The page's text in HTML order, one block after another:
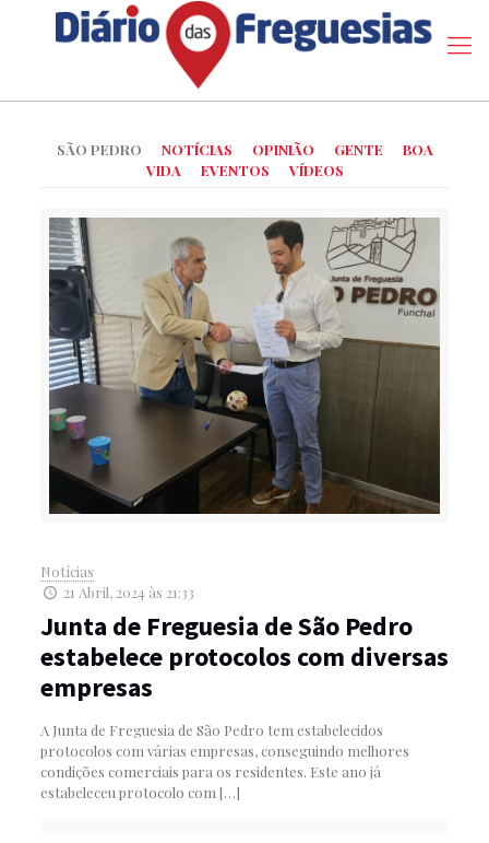
SÃO PEDRO NOTÍCIAS OPINIÃO GENTE
BOA
VIDA
EVENTOS VÍDEOS
Notícias
21 Abril, 2024 às 21:33
Junta de Freguesia de São Pedro
estabelece protocolos com diversas
empresas
A Junta de Freguesia de São Pedro tem estabelecidos
protocolos com várias empresas, conseguindo melhores
condições comerciais para os residentes. Este ano já
estabeleceu protocolo com […]